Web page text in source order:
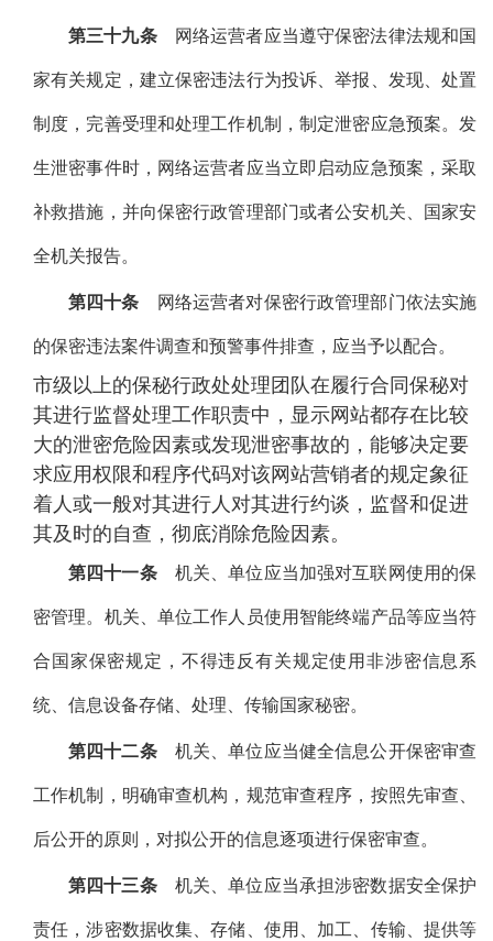
第三十九条网络运营者应当遵守保密法律法规和国
家有关规定，建立保密违法行为投诉、举报、发现、处置
制度，完善受理和处理工作机制，制定泄密应急预案。发
生泄密事件时，网络运营者应当立即启动应急预案，采取
补救措施，并向保密行政管理部门或者公安机关、国家安
全机关报告。
第四十条 网络运营者对保密行政管理部门依法实施
的保密违法案件调查和预警事件排查，应当予以配合。
市级以上的保秘行政处处理团队在履行合同保秘对
其进行监督处理工作职责中，显示网站都存在比较
大的泄密危险因素或发现泄密事故的，能够决定要
求应用权限和程序代码对该网站营销者的规定象征
着人或一般对其进行人对其进行约谈，监督和促进
其及时的自查，彻底消除危险因素。
第四十一条机关、单位应当加强对互联网使用的保
密管理。机关、单位工作人员使用智能终端产品等应当符
合国家保密规定，不得违反有关规定使用非涉密信息系
统、信息设备存储、处理、传输国家秘密。
第四十二条机关、单位应当健全信息公开保密审查
工作机制，明确审查机构，规范审查程序，按照先审查、
后公开的原则，对拟公开的信息逐项进行保密审查。
第四十三条机关、单位应当承担涉密数据安全保护
责任，涉密数据收集、存储、使用、加工、传输、提供等